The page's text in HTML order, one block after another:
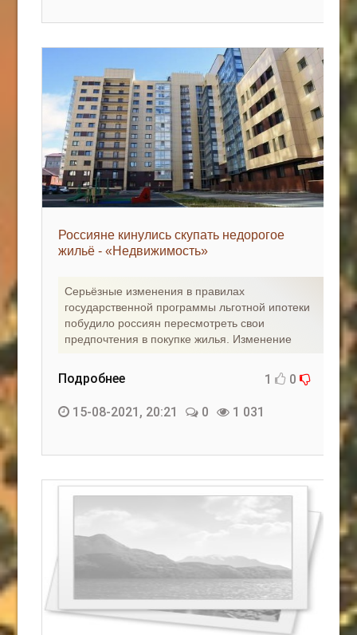
Россияне кинулись скупать недорогое
жильё - «Недвижимость»
Серьёзные изменения в правилах
государственной программы льготной ипотеки
побудило россиян пересмотреть свои
предпочтения в покупке жилья. Изменение
Подробнее 1 0
15-08-2021, 20:21 0 1 031